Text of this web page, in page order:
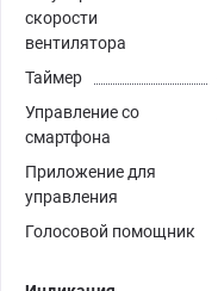
скорости
вентилятора
Таймер
Управление со
смартфона
Приложение для
управления
Голосовой помощник